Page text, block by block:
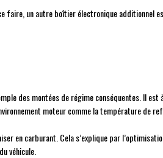
faire, un autre boîtier électronique additionnel
des montées de régime conséquentes. Il est
moteur comme la température de
en carburant. Cela s’explique par
véhicule.